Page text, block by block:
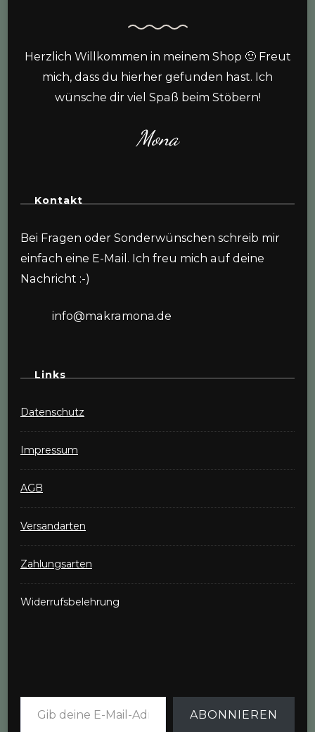
Herzlich Willkommen in meinem Shop 🙂 Freut
mich, dass du hierher gefunden hast. Ich
wünsche dir viel Spaß beim Stöbern!
Mona
Kontakt
Bei Fragen oder Sonderwünschen schreib mir
einfach eine E-Mail. Ich freu mich auf deine
Nachricht :-)
info@makramona.de
Links
Datenschutz
Impressum
AGB
Versandarten
Zahlungsarten
Widerrufsbelehrung
Gib deine E-Mail-Adresse ein ...
ABONNIEREN